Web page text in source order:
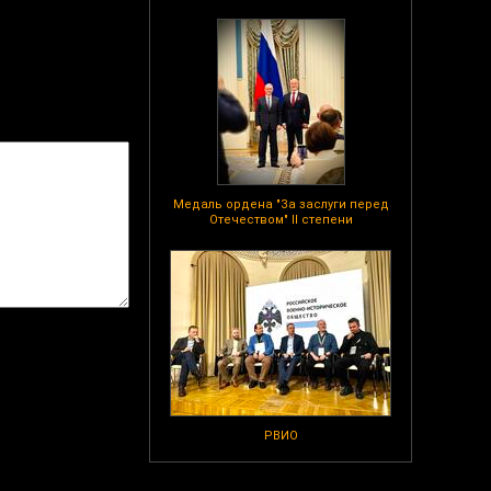
Медаль ордена "За заслуги перед
Отечеством" II степени
РВИО